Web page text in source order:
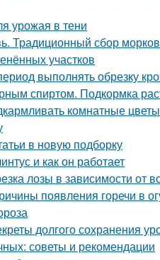
урожая в тени
Традиционный сбор
участков
выполнять обрезку
спиртом. Подкормка
комнатные цветы
в новую подборку
и как он работает
лозы в зависимости от
появления горечи в
долгого сохранения
советы и рекомендации